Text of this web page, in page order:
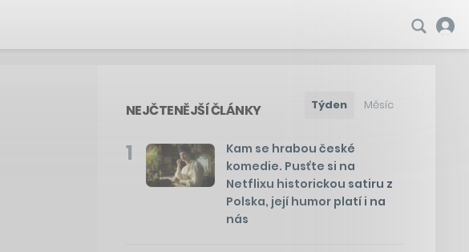
NEJČTENĚJŠÍ ČLÁNKY Týden Měsíc
1
Kam se hrabou české
komedie. Pusťte si na
Netflixu historickou satiru z
Polska, její humor platí i na
nás